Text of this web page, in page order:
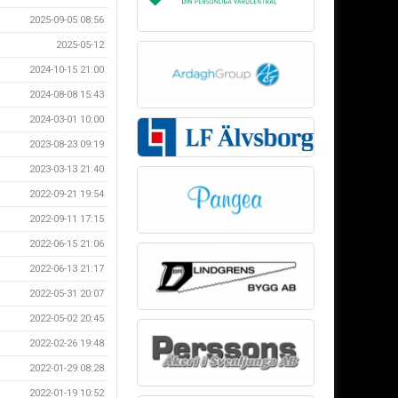
2025-09-05 08:56
2025-05-12
2024-10-15 21:00
2024-08-08 15:43
2024-03-01 10:00
2023-08-23 09:19
2023-03-13 21:40
2022-09-21 19:54
2022-09-11 17:15
2022-06-15 21:06
2022-06-13 21:17
2022-05-31 20:07
2022-05-02 20:45
2022-02-26 19:48
2022-01-29 08:28
2022-01-19 10:52